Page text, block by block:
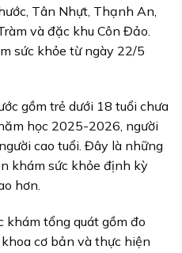
Tân Nhựt, Thạnh An,
và đặc khu Côn Đảo.
sức khỏe từ ngày 22/5
gồm trẻ dưới 18 tuổi chưa
học 2025-2026, người
cao tuổi. Đây là những
khám sức khỏe định kỳ
hơn.
khám tổng quát gồm đo
cơ bản và thực hiện